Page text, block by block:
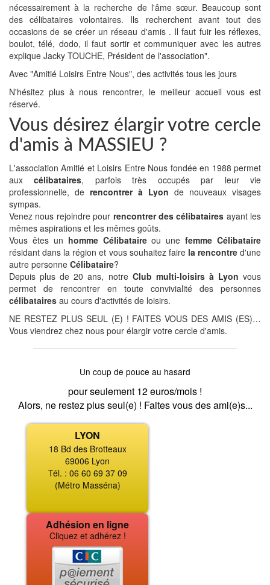
nécessairement à la recherche de l'âme sœur. Beaucoup sont
des célibataires volontaires. Ils recherchent avant tout des
occasions de se créer un réseau d'amis . Il faut fuir les réflexes,
boulot, télé, dodo, il faut sortir et communiquer avec les autres
explique Jacky TOUCHE, Président de l'association".
Avec "Amitié Loisirs Entre Nous", des activités tous les jours
N'hésitez plus à nous rencontrer, le meilleur accueil vous est
réservé.
Vous désirez élargir votre cercle
d'amis à MASSIEU ?
L'association Amitié et Loisirs Entre Nous fondée en 1988 permet
auxcélibataires, parfois très occupés par leur vie
professionnelle, de rencontrer à Lyon de nouveaux visages
sympas.
Venez nous rejoindre pour rencontrer des célibataires ayant les
mêmes aspirations et les mêmes goûts.
Vous êtes un homme Célibataireou unefemme Célibataire
résidant dans la région et vous souhaitez faire la rencontred'une
autre personne Célibataire?
Depuis plus de 20 ans, notre Club multi-loisirs à Lyon vous
permet de rencontrer en toute convivialité des personnes
célibataires au cours d'activités de loisirs.
NE RESTEZ PLUS SEUL (E) ! FAITES VOUS DES AMIS (ES)…
Vous viendrez chez nous pour élargir votre cercle d'amis.
Un coup de pouce au hasard
pour seulement 12 euros/mois !
Alors, ne restez plus seul(e) ! Faites vous des ami(e)s...
LYON
18 Bd des Brotteaux
69006 Lyon
Tél. : 06 60 69 37 09
(Métro Masséna)
Adhésion en ligne
Cliquez et adhérez !